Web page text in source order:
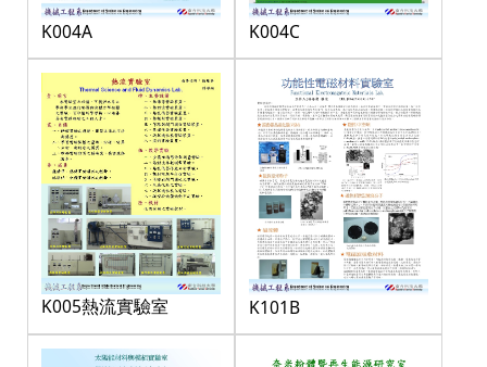
K004A K004C
K005熱流實驗室 K101B